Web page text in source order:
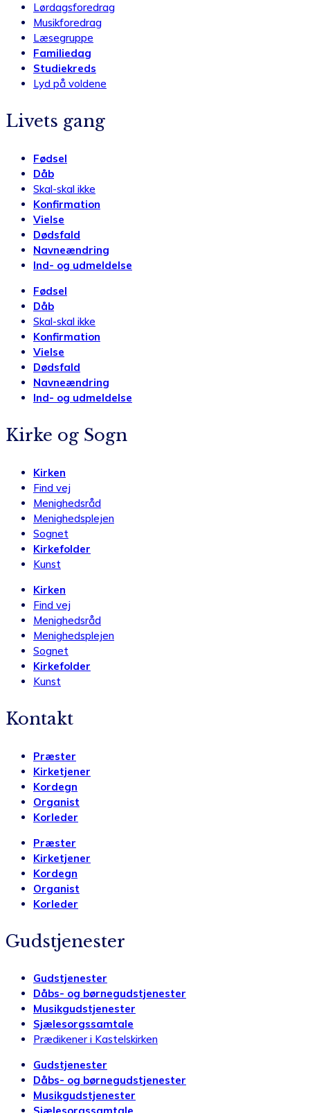
Lørdagsforedrag
Musikforedrag
Læsegruppe
Familiedag
Studiekreds
Lyd på voldene
Livets gang
Fødsel
Dåb
Skal-skal ikke
Konfirmation
Vielse
Dødsfald
Navneændring
Ind- og udmeldelse
Fødsel
Dåb
Skal-skal ikke
Konfirmation
Vielse
Dødsfald
Navneændring
Ind- og udmeldelse
Kirke og Sogn
Kirken
Find vej
Menighedsråd
Menighedsplejen
Sognet
Kirkefolder
Kunst
Kirken
Find vej
Menighedsråd
Menighedsplejen
Sognet
Kirkefolder
Kunst
Kontakt
Præster
Kirketjener
Kordegn
Organist
Korleder
Præster
Kirketjener
Kordegn
Organist
Korleder
Gudstjenester
Gudstjenester
Dåbs- og børnegudstjenester
Musikgudstjenester
Sjælesorgssamtale
Prædikener i Kastelskirken
Gudstjenester
Dåbs- og børnegudstjenester
Musikgudstjenester